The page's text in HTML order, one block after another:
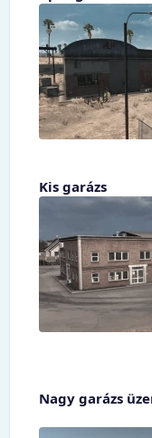
Kis garázs
Nagy garázs